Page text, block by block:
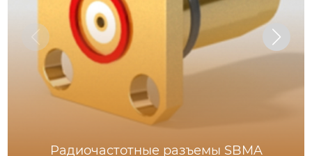
Радиочастотные разъемы SBMA